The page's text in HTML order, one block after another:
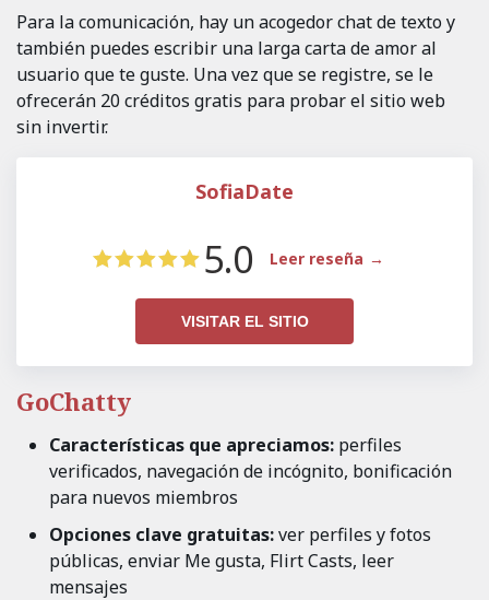
Para la comunicación, hay un acogedor chat de texto y
también puedes escribir una larga carta de amor al
usuario que te guste. Una vez que se registre, se le
ofrecerán 20 créditos gratis para probar el sitio web
sin invertir.
SofiaDate
5.0 Leer reseña
VISITAR EL SITIO
GoChatty
Características que apreciamos: perfiles
verificados, navegación de incógnito, bonificación
para nuevos miembros
Opciones clave gratuitas:ver perfiles y fotos
públicas, enviar Me gusta, Flirt Casts, leer
mensajes